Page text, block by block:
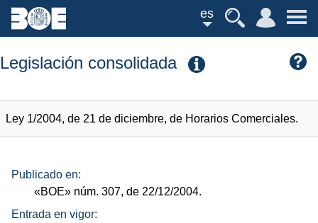
es
Legislación consolidada
Ley 1/2004, de 21 de diciembre, de Horarios Comerciales.
Publicado en:
«BOE» núm. 307, de 22/12/2004.
Entrada en vigor: